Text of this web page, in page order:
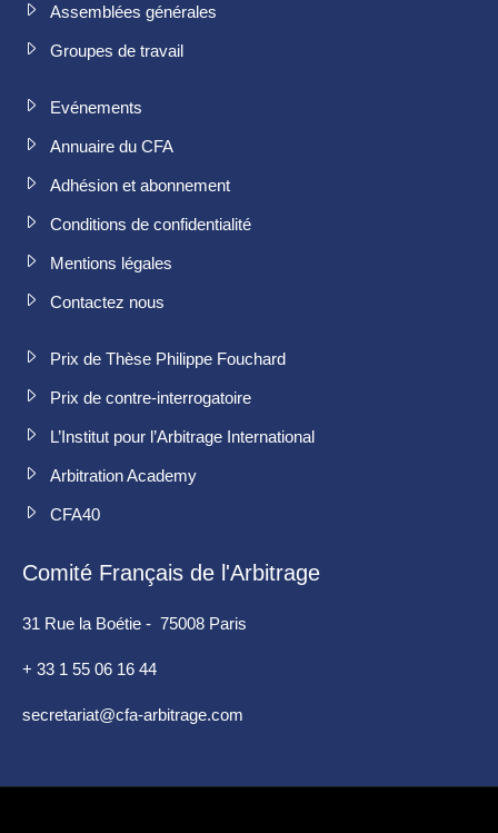
Assemblées générales
Groupes de travail
Evénements
Annuaire du CFA
Adhésion et abonnement
Conditions de confidentialité
Mentions légales
Contactez nous
Prix de Thèse Philippe Fouchard
Prix de contre-interrogatoire
L’Institut pour l’Arbitrage International
Arbitration Academy
CFA40
Comité Français de l'Arbitrage
31 Rue la Boétie - 75008 Paris
+ 33 1 55 06 16 44
secretariat@cfa-arbitrage.com